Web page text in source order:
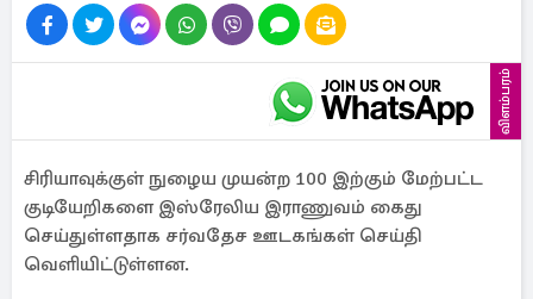
விளம்பரம்
சிரியாவுக்குள் நுழைய முயன்ற 100 இற்கும் மேற்பட்ட
குடியேறிகளை இஸ்ரேலிய இராணுவம் கைது
செய்துள்ளதாக சர்வதேச ஊடகங்கள் செய்தி
வெளியிட்டுள்ளன.